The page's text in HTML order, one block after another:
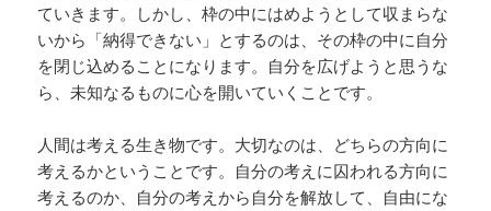
ていきます。しかし、枠の中にはめようとして収まらな
いから「納得できない」とするのは、その枠の中に自分
を閉じ込めることになります。自分を広げようと思うな
ら、未知なるものに心を開いていくことです。
人間は考える生き物です。大切なのは、どちらの方向に
考えるかということです。自分の考えに囚われる方向に
考えるのか、自分の考えから自分を解放して、自由にな